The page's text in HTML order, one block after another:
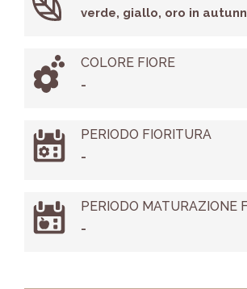
verde, giallo, oro in
COLORE FIORE
-
PERIODO FIORITURA
-
PERIODO MATURAZIONE
-